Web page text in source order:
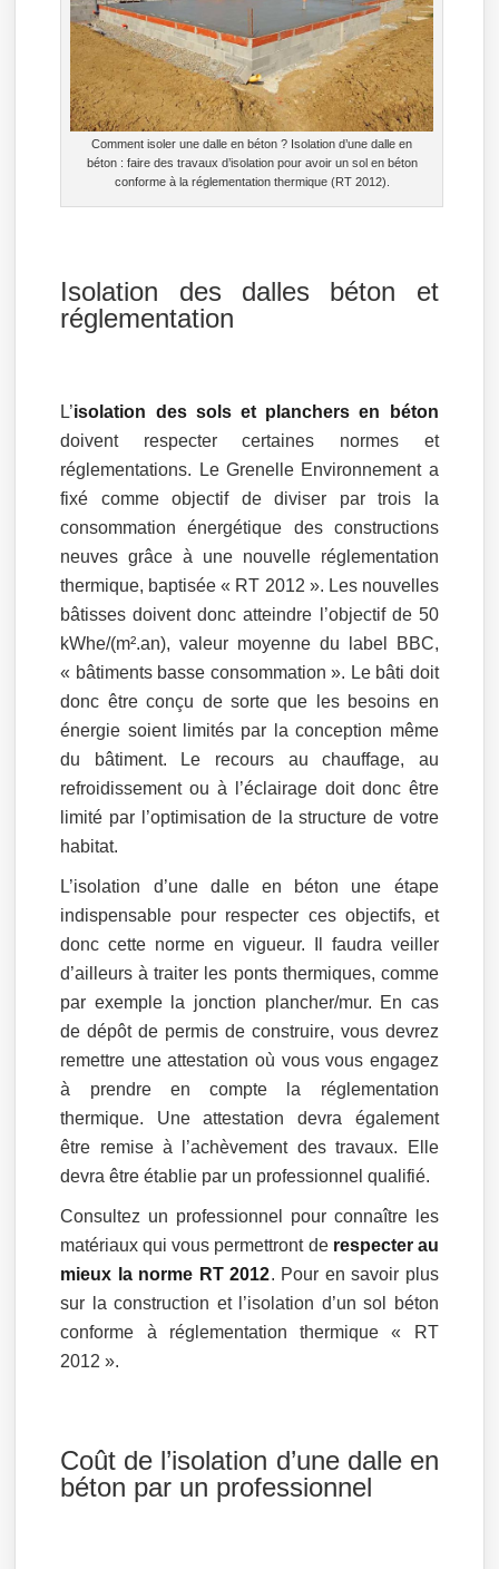
Comment isoler une dalle en béton ? Isolation d’une dalle en
béton : faire des travaux d’isolation pour avoir un sol en béton
conforme à la réglementation thermique (RT 2012).
Isolation des dalles béton et
réglementation
L’isolation des sols et planchers en béton
doivent respecter certaines normes et
réglementations. Le Grenelle Environnement a
fixé comme objectif de diviser par trois la
consommation énergétique des constructions
neuves grâce à une nouvelle réglementation
thermique, baptisée « RT 2012 ». Les nouvelles
bâtisses doivent donc atteindre l’objectif de 50
kWhe/(m².an), valeur moyenne du label BBC,
« bâtiments basse consommation ». Le bâti doit
donc être conçu de sorte que les besoins en
énergie soient limités par la conception même
du bâtiment. Le recours au chauffage, au
refroidissement ou à l’éclairage doit donc être
limité par l’optimisation de la structure de votre
habitat.
L’isolation d’une dalle en béton une étape
indispensable pour respecter ces objectifs, et
donc cette norme en vigueur. Il faudra veiller
d’ailleurs à traiter les ponts thermiques, comme
par exemple la jonction plancher/mur. En cas
de dépôt de permis de construire, vous devrez
remettre une attestation où vous vous engagez
à prendre en compte la réglementation
thermique. Une attestation devra également
être remise à l’achèvement des travaux. Elle
devra être établie par un professionnel qualifié.
Consultez un professionnel pour connaître les
matériaux qui vous permettront de respecter au
mieux la norme RT 2012. Pour en savoir plus
sur la construction et l’isolation d’un sol béton
conforme à réglementation thermique « RT
2012 ».
Coût de l’isolation d’une dalle en
béton par un professionnel